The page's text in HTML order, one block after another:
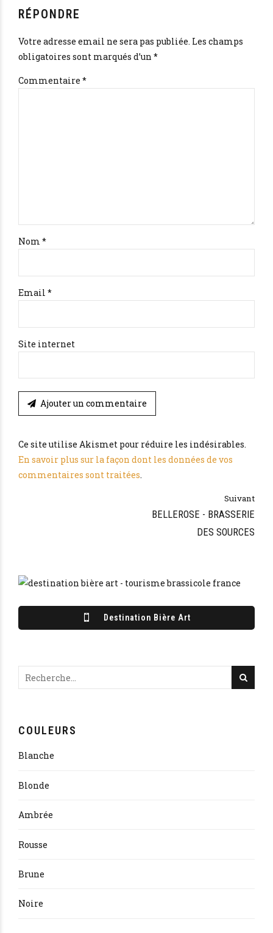
RÉPONDRE
Votre adresse email ne sera pas publiée. Les champs
obligatoires sont marqués d’un *
Commentaire *
Nom *
Email *
Site internet
Ajouter un commentaire
Ce site utilise Akismet pour réduire les indésirables.
En savoir plus sur la façon dont les données de vos
commentaires sont traitées.
Suivant
BELLEROSE - BRASSERIE
DES SOURCES
Destination Bière Art
COULEURS
Blanche
Blonde
Ambrée
Rousse
Brune
Noire